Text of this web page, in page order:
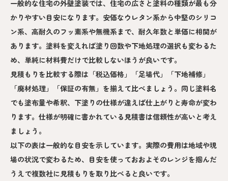
一般的な住宅の外壁塗装では、住宅の広さと塗料の種類が最も分
かりやすい目安になります。安価なウレタン系から中堅のシリコ
ン系、高耐久のフッ素系や無機系まで、耐久年数と単価に相関が
あります。塗料を変えれば塗り回数や下地処理の選択も変わるた
め、単純に材料費だけで比較しないほうが良いです。
見積もりを比較する際は「税込価格」「足場代」「下地補修」
「廃材処理」「保証の有無」を揃えて比べましょう。同じ塗料名
でも塗布量や希釈、下塗りの仕様が違えば仕上がりと寿命が変わ
ります。仕様が明確に書かれている見積書は信頼性が高いと考え
ましょう。
以下の表は一般的な目安を示しています。実際の費用は地域や現
場の状況で変わるため、目安を使っておおよそのレンジを掴んだ
うえで複数社に見積もりを取り比べると良いです。